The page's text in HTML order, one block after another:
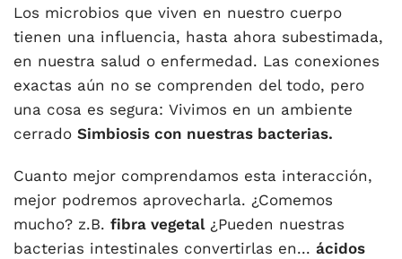
Los microbios que viven en nuestro cuerpo
tienen una influencia, hasta ahora subestimada,
en nuestra salud o enfermedad. Las conexiones
exactas aún no se comprenden del todo, pero
una cosa es segura: Vivimos en un ambiente
cerrado Simbiosis con nuestras bacterias.
Cuanto mejor comprendamos esta interacción,
mejor podremos aprovecharla. ¿Comemos
mucho? z.B. fibra vegetal¿Pueden nuestras
bacterias intestinales convertirlas en... ácidos